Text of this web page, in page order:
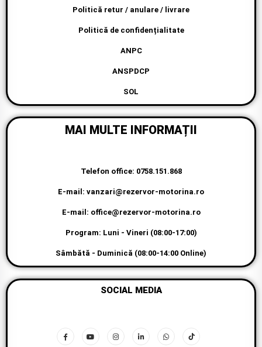
Politică retur / anulare / livrare
Politică de confidențialitate
ANPC
ANSPDCP
SOL
MAI MULTE INFORMAȚII
Telefon office: 0758.151.868
E-mail: vanzari@rezervor-motorina.ro
E-mail: office@rezervor-motorina.ro
Program: Luni - Vineri (08:00-17:00)
Sâmbătă - Duminică (08:00-14:00 Online)
SOCIAL MEDIA